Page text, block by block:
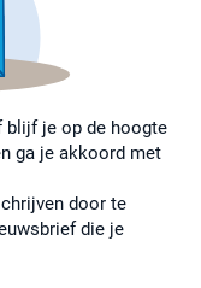
blijf je op de hoogte
ga je akkoord met
door te
die je